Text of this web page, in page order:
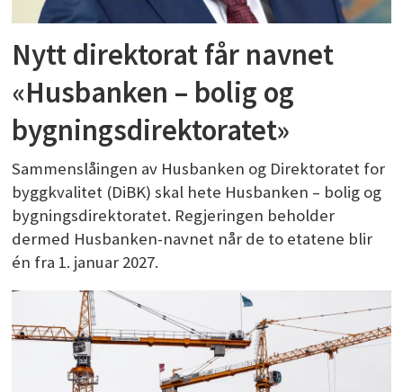
Nytt direktorat får navnet
«Husbanken – bolig og
bygningsdirektoratet»
Sammenslåingen av Husbanken og Direktoratet for
byggkvalitet (DiBK) skal hete Husbanken – bolig og
bygningsdirektoratet. Regjeringen beholder
dermed Husbanken-navnet når de to etatene blir
én fra 1. januar 2027.